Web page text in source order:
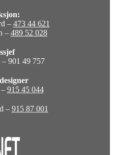
– 473 44 621
– 489 52 028
901 49 757
915 45 044
– 915 87 001